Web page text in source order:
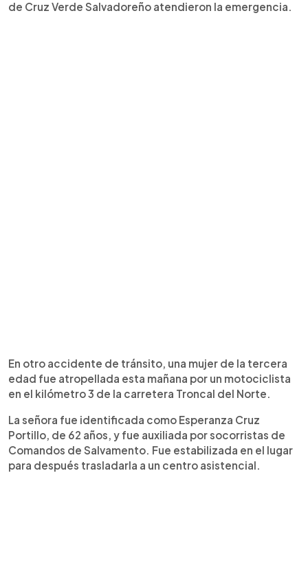
de Cruz Verde Salvadoreño atendieron la emergencia.
En otro accidente de tránsito, una mujer de la tercera
edad fue atropellada esta mañana por un motociclista
en el kilómetro 3 de la carretera Troncal del Norte.
La señora fue identificada como Esperanza Cruz
Portillo, de 62 años, y fue auxiliada por socorristas de
Comandos de Salvamento. Fue estabilizada en el lugar
para después trasladarla a un centro asistencial.